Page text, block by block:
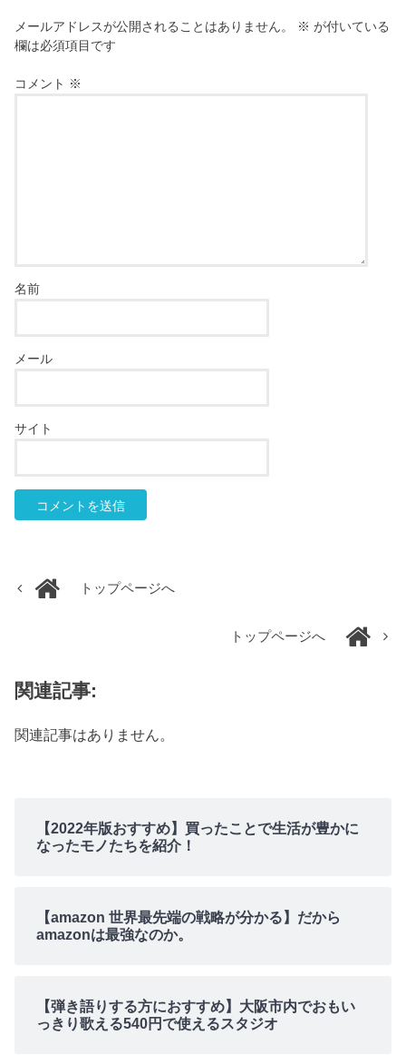
メールアドレスが公開されることはありません。 ※ が付いている
欄は必須項目です
コメント ※
名前
メール
サイト
トップページへ
トップページへ
関連記事:
関連記事はありません。
【2022年版おすすめ】買ったことで生活が豊かに
なったモノたちを紹介！
【amazon 世界最先端の戦略が分かる】だから
amazonは最強なのか。
【弾き語りする方におすすめ】大阪市内でおもい
っきり歌える540円で使えるスタジオ